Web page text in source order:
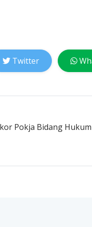
Twitter
Pokja Bidang Hukum